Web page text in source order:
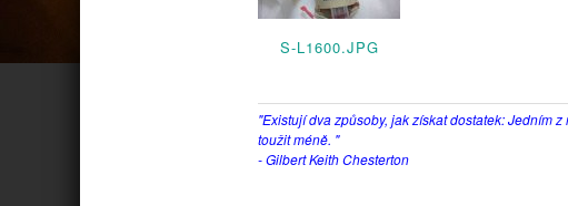
S-L1600.JPG
"Existují dva způsoby, jak získat dostatek: Jedním
toužit méně. "
- Gilbert Keith Chesterton